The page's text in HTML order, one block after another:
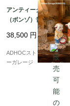
アンティーク BONZO
（ボンゾ）音楽隊フィ
ギュア3体セット 日本
製 ビスク陶器 1930年
代ヴィンテージ
38,500 円
ADHOCストア・イエロ
ーガレージ